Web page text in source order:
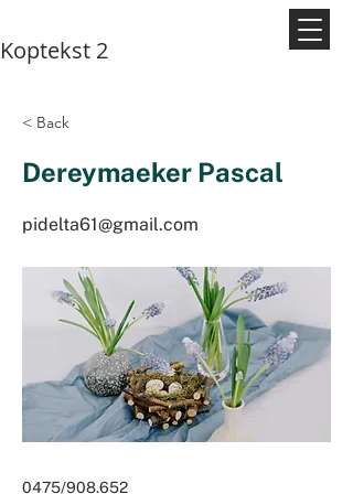
Koptekst 2
< Back
Dereymaeker Pascal
pidelta61@gmail.com
0475/908.652